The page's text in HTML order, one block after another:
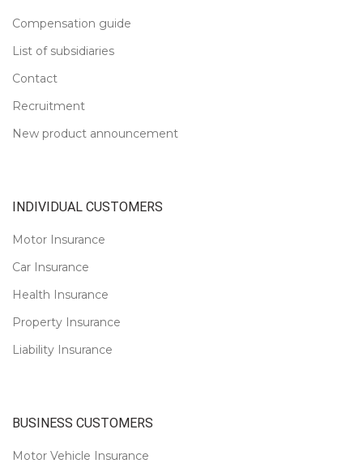
Compensation guide
List of subsidiaries
Contact
Recruitment
New product announcement
INDIVIDUAL CUSTOMERS
Motor Insurance
Car Insurance
Health Insurance
Property Insurance
Liability Insurance
BUSINESS CUSTOMERS
Motor Vehicle Insurance